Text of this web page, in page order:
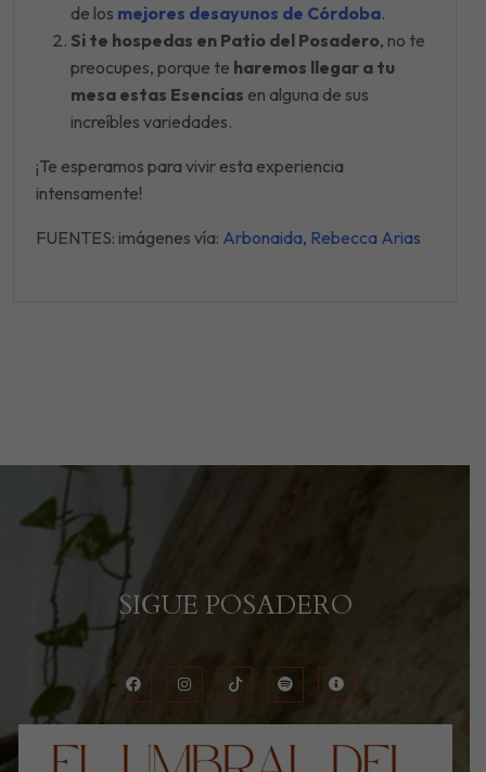
de los mejores desayunos de Córdoba.
Si te hospedas en Patio del Posadero, no te
preocupes, porque te haremos llegar a tu
mesa estas Esencias en alguna de sus
increíbles variedades.
¡Te esperamos para vivir esta experiencia
intensamente!
FUENTES: imágenes vía: Arbonaida, Rebecca Arias
SIGUE POSADERO